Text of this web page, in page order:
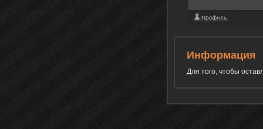
Информация
Для того, чтобы